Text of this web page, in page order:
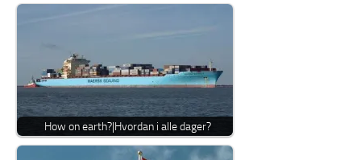
How on earth?|Hvordan i alle dager?